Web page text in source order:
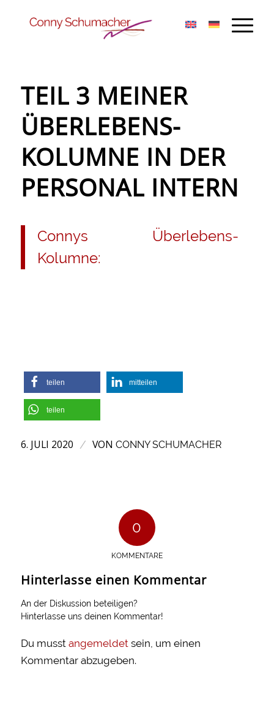
TEIL 3 MEINER
ÜBERLEBENS-
KOLUMNE IN DER
PERSONAL INTERN
Connys Überlebens-
Kolumne:
teilen mitteilen
teilen
6. JULI 2020 / VON CONNY SCHUMACHER
0
KOMMENTARE
Hinterlasse einen Kommentar
An der Diskussion beteiligen?
Hinterlasse uns deinen Kommentar!
Du musst angemeldetsein, um einen
Kommentar abzugeben.